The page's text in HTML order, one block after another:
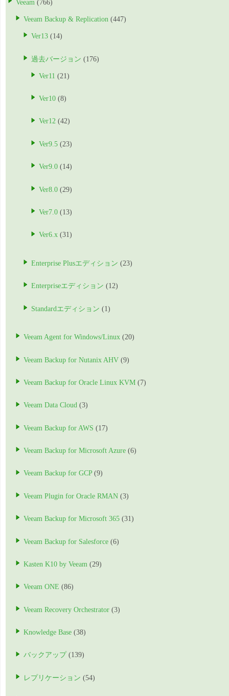
Veeam (766)
Veeam Backup & Replication (447)
Ver13 (14)
過去バージョン (176)
Ver11 (21)
Ver10 (8)
Ver12 (42)
Ver9.5 (23)
Ver9.0 (14)
Ver8.0 (29)
Ver7.0 (13)
Ver6.x (31)
Enterprise Plusエディション (23)
Enterpriseエディション (12)
Standardエディション (1)
Veeam Agent for Windows/Linux (20)
Veeam Backup for Nutanix AHV (9)
Veeam Backup for Oracle Linux KVM (7)
Veeam Data Cloud (3)
Veeam Backup for AWS (17)
Veeam Backup for Microsoft Azure (6)
Veeam Backup for GCP(9)
Veeam Plugin for Oracle RMAN (3)
Veeam Backup for Microsoft 365 (31)
Veeam Backup for Salesforce (6)
Kasten K10 by Veeam (29)
Veeam ONE (86)
Veeam Recovery Orchestrator (3)
Knowledge Base (38)
バックアップ (139)
レプリケーション (54)